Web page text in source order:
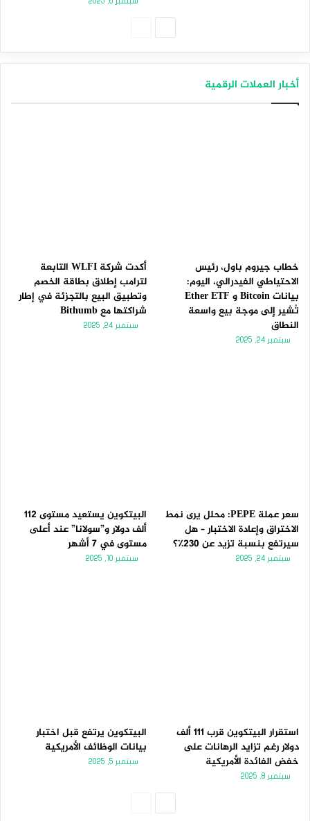
أخبار العملات الرقمية
خطاب جيروم باول، رئيس
الاحتياطي الفيدرالي، اليوم:
بيانات Bitcoin و Ether ETF
تُشير إلى موجة بيع واسعة
النطاق
سبتمبر 24, 2025
أكدت شركة WLFI التابعة
لترامب إطلاق بطاقة الخصم
وتطبيق البيع بالتجزئة في إطار
شراكتها مع Bithumb
سبتمبر 24, 2025
سعر عملة PEPE: محلل يرى نمط
الاختراق وإعادة الاختبار – هل
سيرتفع بنسبة تزيد عن 230٪؟
سبتمبر 24, 2025
البيتكوين يستعيد مستوى 112
ألف دولار و”سولانا” عند أعلى
مستوى في 7 أشهر
سبتمبر 10, 2025
استقرار البيتكوين قرب 111 ألف
دولار رغم تزايد الرهانات على
خفض الفائدة الأمريكية
سبتمبر 8, 2025
البيتكوين يرتفع قبل اختبار
بيانات الوظائف الأمريكية
سبتمبر 5, 2025